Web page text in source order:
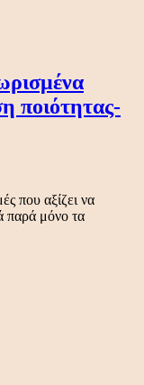
ποιότητας-
που αξίζει να
παρά μόνο τα